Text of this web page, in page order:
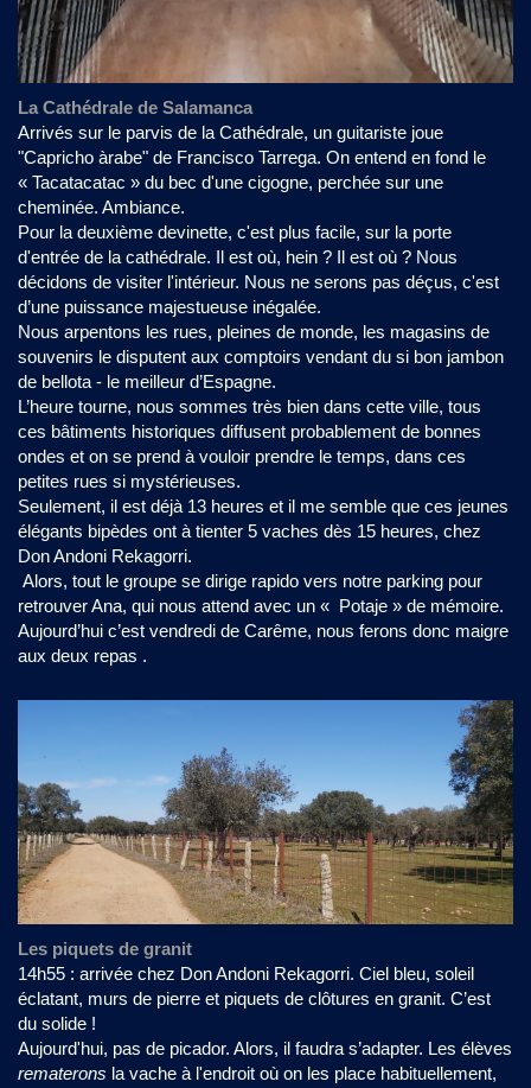
La Cathédrale de Salamanca
Arrivés sur le parvis de la Cathédrale, un guitariste joue
"Capricho àrabe" de Francisco Tarrega. On entend en fond le
« Tacatacatac » du bec d'une cigogne, perchée sur une
cheminée. Ambiance.
Pour la deuxième devinette, c'est plus facile, sur la porte
d'entrée de la cathédrale. Il est où, hein ? Il est où ? Nous
décidons de visiter l'intérieur. Nous ne serons pas déçus, c'est
d’une puissance majestueuse inégalée.
Nous arpentons les rues, pleines de monde, les magasins de
souvenirs le disputent aux comptoirs vendant du si bon jambon
de bellota - le meilleur d’Espagne.
L’heure tourne, nous sommes très bien dans cette ville, tous
ces bâtiments historiques diffusent probablement de bonnes
ondes et on se prend à vouloir prendre le temps, dans ces
petites rues si mystérieuses.
Seulement, il est déjà 13 heures et il me semble que ces jeunes
élégants bipèdes ont à tienter 5 vaches dès 15 heures, chez
Don Andoni Rekagorri.
Alors, tout le groupe se dirige rapido vers notre parking pour
retrouver Ana, qui nous attend avec un « Potaje » de mémoire.
Aujourd’hui c’est vendredi de Carême, nous ferons donc maigre
aux deux repas .
Les piquets de granit
14h55 : arrivée chez Don Andoni Rekagorri. Ciel bleu, soleil
éclatant, murs de pierre et piquets de clôtures en granit. C’est
du solide !
Aujourd'hui, pas de picador. Alors, il faudra s’adapter. Les élèves
rematerons la vache à l'endroit où on les place habituellement,